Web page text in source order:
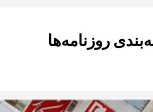
روزنامه‌ها